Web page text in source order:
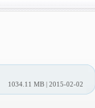
1034.11 MB | 2015-02-02